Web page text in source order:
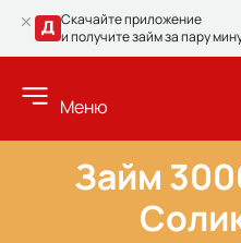
Скачайте приложение
и получите займ за пару
Меню
Займ